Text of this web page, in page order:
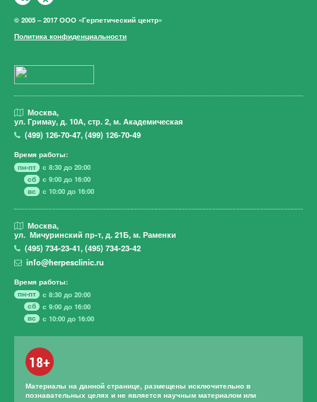
© 2005 – 2017 ООО «Герпетический центр»
Политика конфиденциальности
Москва,
ул. Гримау, д. 10А, стр. 2, м. Академическая
(499)126-70-47,(499)126-70-49
Время работы:
пн-пт
с 8:30 до 20:00
сб
с 9:00 до 16:00
вс
с 10:00 до 16:00
Москва,
ул. Мичуринский пр-т, д. 21Б, м. Раменки
(495)734-23-41,(495)734-23-42
info@herpesclinic.ru
Время работы:
пн-пт
с 8:30 до 20:00
сб
с 9:00 до 16:00
вс
с 10:00 до 16:00
18+
Материалы на данной странице, размещены исключительно в
познавательных целях и не является научным материалом или